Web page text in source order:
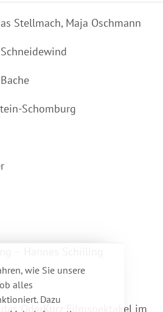
wie Sie unsere
alles
Dazu
Stellmach, Maja Oschmann
Schomburg
OderKurz Filmspektakel im